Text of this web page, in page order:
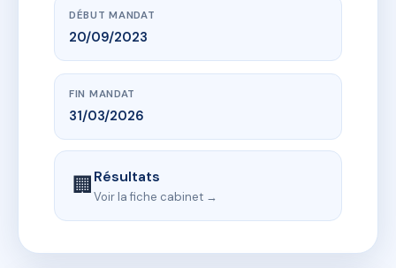
DÉBUT MANDAT
20/09/2023
FIN MANDAT
31/03/2026
🏢Résultats
Voir la fiche cabinet →